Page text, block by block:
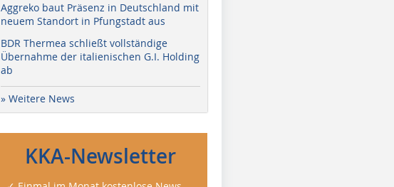
Aggreko baut Präsenz in Deutschland mit
neuem Standort in Pfungstadt aus
BDR Thermea schließt vollständige
Übernahme der italienischen G.I. Holding
ab
» Weitere News
KKA-Newsletter